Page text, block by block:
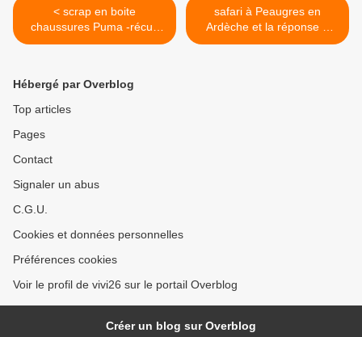
< scrap en boite
chaussures Puma -récup
déco- et secrets de
safari à Peaugres en
Ardèche et la réponse à
l'enigme posée hier >
Hébergé par Overblog
Top articles
Pages
Contact
Signaler un abus
C.G.U.
Cookies et données personnelles
Préférences cookies
Voir le profil de vivi26 sur le portail Overblog
Créer un blog sur Overblog